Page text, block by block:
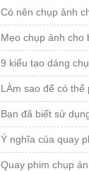
Có nên chụp ảnh
Mẹo chụp ảnh cho
9 kiểu tạo dáng
LÀm sao để có thể
Bạn đã biết sử
Ý nghĩa của quay
Quay phim chụp